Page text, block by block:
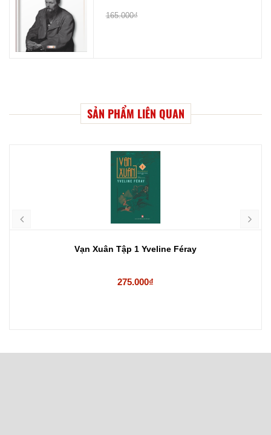
165.000₫
SẢN PHẨM LIÊN QUAN
Vạn Xuân Tập 1 Yveline Féray
275.000₫